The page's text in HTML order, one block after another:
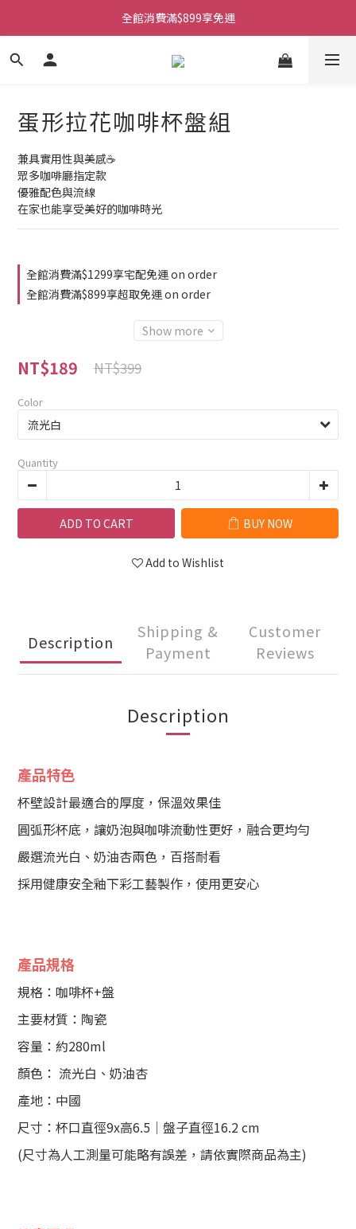
全館消費滿$899享免運
蛋形拉花咖啡杯盤組
兼具實用性與美感☕
眾多咖啡廳指定款
優雅配色與流線
在家也能享受美好的咖啡時光
全館消費滿$1299享宅配免運 on order
全館消費滿$899享超取免運 on order
Show more
NT$189 NT$399
Color
Quantity
ADD TO CART BUY NOW
Add to Wishlist
Description
Shipping &
Payment
Customer
Reviews
Description
產品特色
杯壁設計最適合的厚度，保溫效果佳
圓弧形杯底，讓奶泡與咖啡流動性更好，融合更均勻
嚴選流光白、奶油杏兩色，百搭耐看
採用健康安全釉下彩工藝製作，使用更安心
產品規格
規格：咖啡杯+盤
主要材質：陶瓷
容量：約280ml
顏色： 流光白、奶油杏
產地：中國
尺寸：杯口直徑9x高6.5｜盤子直徑16.2 cm
(尺寸為人工測量可能略有誤差，請依實際商品為主)